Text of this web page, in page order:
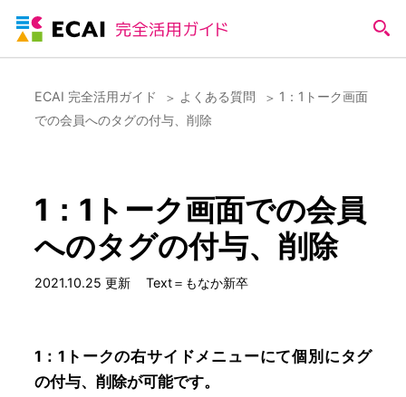
ECAI 完全活用ガイド よくある質問
1：1トーク画面
での会員へのタグの付与、削除
1：1トーク画面での会員
へのタグの付与、削除
2021.10.25 更新 Text＝もなか新卒
1：1トークの右サイドメニューにて個別にタグ
の付与、削除が可能です。